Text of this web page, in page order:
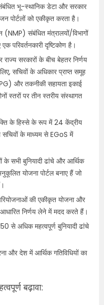
भू-स्थानिक डेटा और सरकार
पोर्टलों को एकीकृत करता है।
(NMP) संबंधित मंत्रालयों/विभागों
परिवर्तनकारी दृष्टिकोण है।
राज्य सरकारों के बीच बेहतर निर्णय
सचिवों के अधिकार प्राप्त समूह
और तकनीकी सहायता इकाई
स्तरों पर तीन स्तरीय संस्थागत
के हिस्से के रूप में 24 केंद्रीय
के माध्यम से EGoS में
सभी बुनियादी ढांचे और आर्थिक
योजना पोर्टल बनाए हैं जो
की एकीकृत योजना और
निर्णय लेने में मदद करते हैं।
से अधिक महत्वपूर्ण बुनियादी ढांचे
और देश में आर्थिक गतिविधियों का
बढ़ावा: